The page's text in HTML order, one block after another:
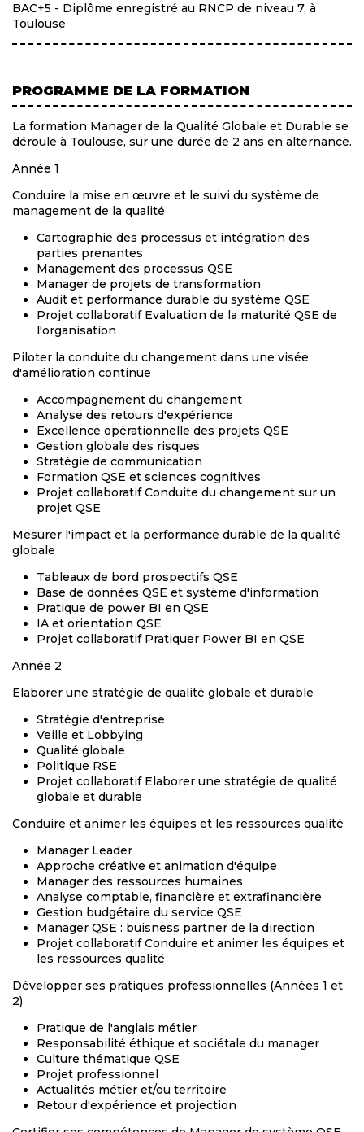
BAC+5 - Diplôme enregistré au RNCP de niveau 7, à
Toulouse
PROGRAMME DE LA FORMATION
La formation Manager de la Qualité Globale et Durable se
déroule à Toulouse, sur une durée de 2 ans en alternance.
Année 1
Conduire la mise en œuvre et le suivi du système de
management de la qualité
Cartographie des processus et intégration des
parties prenantes
Management des processus QSE
Manager de projets de transformation
Audit et performance durable du système QSE
Projet collaboratif Evaluation de la maturité QSE de
l'organisation
Piloter la conduite du changement dans une visée
d'amélioration continue
Accompagnement du changement
Analyse des retours d'expérience
Excellence opérationnelle des projets QSE
Gestion globale des risques
Stratégie de communication
Formation QSE et sciences cognitives
Projet collaboratif Conduite du changement sur un
projet QSE
Mesurer l'impact et la performance durable de la qualité
globale
Tableaux de bord prospectifs QSE
Base de données QSE et système d'information
Pratique de power BI en QSE
IA et orientation QSE
Projet collaboratif Pratiquer Power BI en QSE
Année 2
Elaborer une stratégie de qualité globale et durable
Stratégie d'entreprise
Veille et Lobbying
Qualité globale
Politique RSE
Projet collaboratif Elaborer une stratégie de qualité
globale et durable
Conduire et animer les équipes et les ressources qualité
Manager Leader
Approche créative et animation d'équipe
Manager des ressources humaines
Analyse comptable, financière et extrafinancière
Gestion budgétaire du service QSE
Manager QSE : buisness partner de la direction
Projet collaboratif Conduire et animer les équipes et
les ressources qualité
Développer ses pratiques professionnelles (Années 1 et
2)
Pratique de l'anglais métier
Responsabilité éthique et sociétale du manager
Culture thématique QSE
Projet professionnel
Actualités métier et/ou territoire
Retour d'expérience et projection